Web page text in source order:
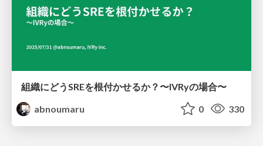
組織にどうSREを根付かせるか？〜IVRyの場合〜
abnoumaru
0 330